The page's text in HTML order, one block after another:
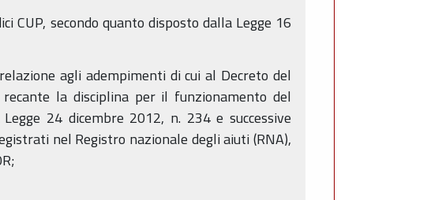
CUP, secondo quanto disposto dalla Legge 16
agli adempimenti di cui al Decreto del
la disciplina per il funzionamento del
24 dicembre 2012, n. 234 e successive
nel Registro nazionale degli aiuti (RNA),